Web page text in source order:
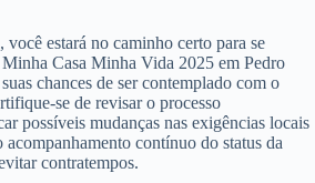
você estará no caminho certo para se
Casa Minha Vida 2025 em Pedro
chances de ser contemplado com o
se de revisar o processo
possíveis mudanças nas exigências locais
acompanhamento contínuo do status da
contratempos.